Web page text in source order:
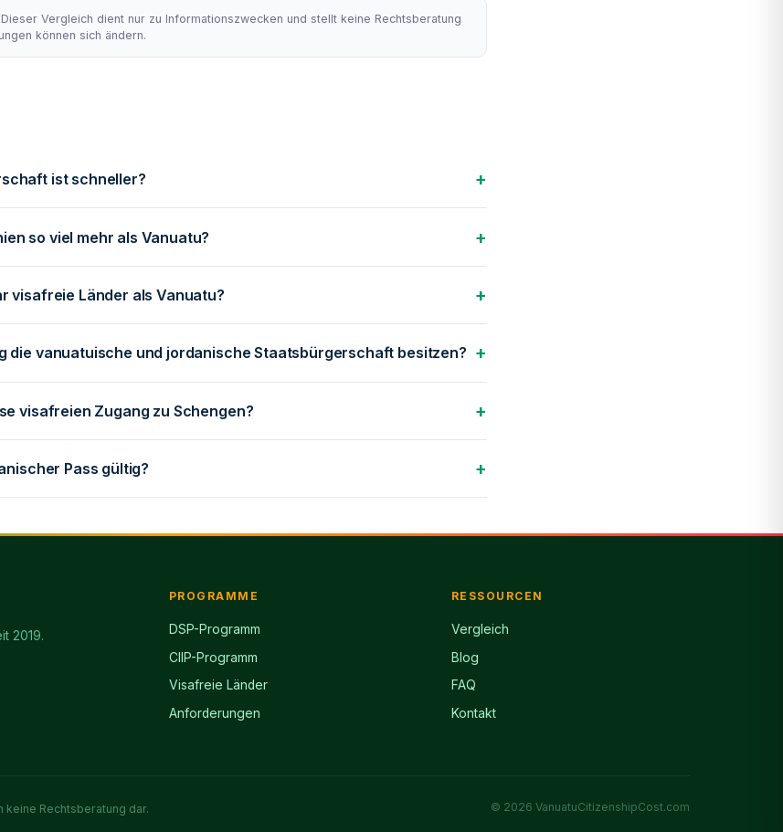
Dieser Vergleich dient nur zu Informationszwecken und stellt keine Rechtsberatung
können sich ändern.
ist schneller? +
so viel mehr als Vanuatu? +
visafreie Länder als Vanuatu? +
die vanuatuische und jordanische Staatsbürgerschaft besitzen? +
visafreien Zugang zu Schengen? +
Pass gültig? +
2019.
PROGRAMME
DSP-Programm
CIIP-Programm
Visafreie Länder
Anforderungen
RESSOURCEN
Vergleich
Blog
FAQ
Kontakt
Rechtsberatung dar. © 2026 VanuatuCitizenshipCost.com